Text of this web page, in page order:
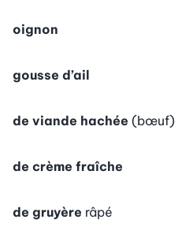
oignon
gousse d’ail
de viande hachée (bœuf)
de crème fraîche
de gruyère râpé